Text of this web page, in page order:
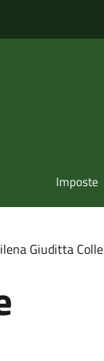
Imposte
Giuditta Colle